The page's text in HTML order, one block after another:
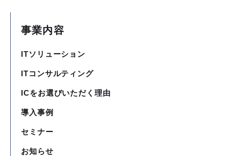
事業内容
ITソリューション
ITコンサルティング
ICをお選びいただく理由
導入事例
セミナー
お知らせ